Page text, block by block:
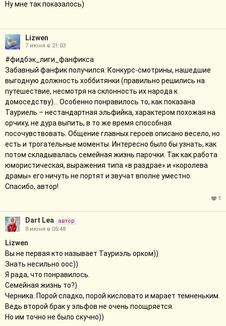
Ну мне так показалось)
Lizwen
7 июня в 21:03
#фидбэк_лиги_фанфикса
Забавный фанфик получился. Конкурс-смотрины, нашедшие
выгодную должность хоббитянки (правильно решились на
путешествие, несмотря на склонность их народа к
домоседству)… Особенно понравилось то, как показана
Тауриель – нестандартная эльфийка, характером похожая на
орчиху, не дура выпить, в то же время способная
посочувствовать. Общение главных героев описано весело, но
есть и трогательные моменты. Интересно было бы узнать, как
потом складывалась семейная жизнь парочки. Так как работа
юмористическая, выражения типа «в раздрае» и «королева
драмы» его ничуть не портят и звучат вполне уместно.
Спасибо, автор!
1
Dart Lea
автор
8 июня в 05:48
Lizwen
Вы не первая кто называет Тауриэль орком))
Знать несильно оос))
Я рада, что понравилось.
Семейная жизнь то?)
Черника. Порой сладко, порой кисловато и марает темненьким.
Ведь второй брак у эльфов не очень поощряется.
Но им точно не было скучно))